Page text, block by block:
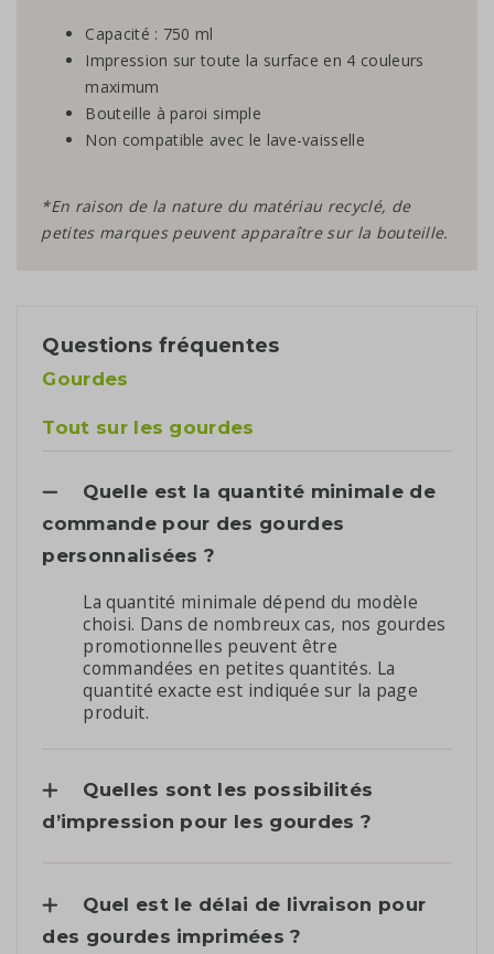
Capacité : 750 ml
Impression sur toute la surface en 4 couleurs
maximum
Bouteille à paroi simple
Non compatible avec le lave-vaisselle
*En raison de la nature du matériau recyclé, de
petites marques peuvent apparaître sur la bouteille.
Questions fréquentes
Gourdes
Tout sur les gourdes
Quelle est la quantité minimale de
commande pour des gourdes
personnalisées ?
La quantité minimale dépend du modèle
choisi. Dans de nombreux cas, nos gourdes
promotionnelles peuvent être
commandées en petites quantités. La
quantité exacte est indiquée sur la page
produit.
Quelles sont les possibilités
d’impression pour les gourdes ?
Quel est le délai de livraison pour
des gourdes imprimées ?